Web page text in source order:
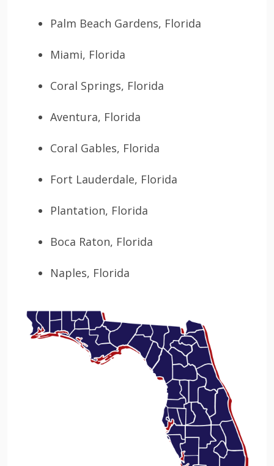
Palm Beach Gardens, Florida
Miami, Florida
Coral Springs, Florida
Aventura, Florida
Coral Gables, Florida
Fort Lauderdale, Florida
Plantation, Florida
Boca Raton, Florida
Naples, Florida